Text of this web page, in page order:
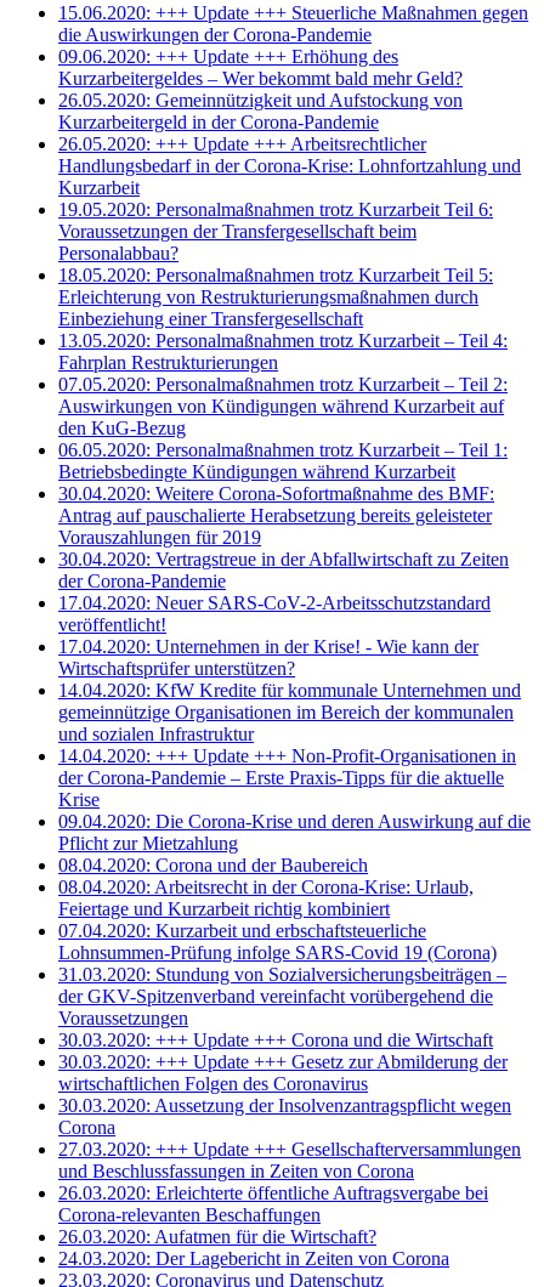
15.06.2020: +++ Update +++ Steuerliche Maßnahmen gegen
die Auswirkungen der Corona-Pandemie
09.06.2020: +++ Update +++ Erhöhung des
Kurzarbeitergeldes – Wer bekommt bald mehr Geld?
26.05.2020: Gemeinnützigkeit und Aufstockung von
Kurzarbeitergeld in der Corona-Pandemie
26.05.2020: +++ Update +++ Arbeitsrechtlicher
Handlungsbedarf in der Corona-Krise: Lohnfortzahlung und
Kurzarbeit
19.05.2020: Personalmaßnahmen trotz Kurzarbeit Teil 6:
Voraussetzungen der Transfergesellschaft beim
Personalabbau?
18.05.2020: Personalmaßnahmen trotz Kurzarbeit Teil 5:
Erleichterung von Restrukturierungsmaßnahmen durch
Einbeziehung einer Transfergesellschaft
13.05.2020: Personalmaßnahmen trotz Kurzarbeit – Teil 4:
Fahrplan Restrukturierungen
07.05.2020: Personalmaßnahmen trotz Kurzarbeit – Teil 2:
Auswirkungen von Kündigungen während Kurzarbeit auf
den KuG-Bezug
06.05.2020: Personalmaßnahmen trotz Kurzarbeit – Teil 1:
Betriebsbedingte Kündigungen während Kurzarbeit
30.04.2020: Weitere Corona-Sofortmaßnahme des BMF:
Antrag auf pauschalierte Herabsetzung bereits geleisteter
Vorauszahlungen für 2019
30.04.2020: Vertragstreue in der Abfallwirtschaft zu Zeiten
der Corona-Pandemie
17.04.2020: Neuer SARS-CoV-2-Arbeitsschutzstandard
veröffentlicht!
17.04.2020: Unternehmen in der Krise! - Wie kann der
Wirtschaftsprüfer unterstützen?
14.04.2020: KfW Kredite für kommunale Unternehmen und
gemeinnützige Organisationen im Bereich der kommunalen
und sozialen Infrastruktur
14.04.2020: +++ Update +++ Non-Profit-Organisationen in
der Corona-Pandemie – Erste Praxis-Tipps für die aktuelle
Krise
09.04.2020: Die Corona-Krise und deren Auswirkung auf die
Pflicht zur Mietzahlung
08.04.2020: Corona und der Baubereich
08.04.2020: Arbeitsrecht in der Corona-Krise: Urlaub,
Feiertage und Kurzarbeit richtig kombiniert
07.04.2020: Kurzarbeit und erbschaftsteuerliche
Lohnsummen-Prüfung infolge SARS-Covid 19 (Corona)
31.03.2020: Stundung von Sozialversicherungsbeiträgen –
der GKV-Spitzenverband vereinfacht vorübergehend die
Voraussetzungen
30.03.2020: +++ Update +++ Corona und die Wirtschaft
30.03.2020: +++ Update +++ Gesetz zur Abmilderung der
wirtschaftlichen Folgen des Coronavirus
30.03.2020: Aussetzung der Insolvenzantragspflicht wegen
Corona
27.03.2020: +++ Update +++ Gesellschafterversammlungen
und Beschlussfassungen in Zeiten von Corona
26.03.2020: Erleichterte öffentliche Auftragsvergabe bei
Corona-relevanten Beschaffungen
26.03.2020: Aufatmen für die Wirtschaft?
24.03.2020: Der Lagebericht in Zeiten von Corona
23.03.2020: Coronavirus und Datenschutz